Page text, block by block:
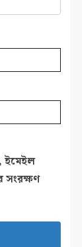
ইমেইল
সংরক্ষণ